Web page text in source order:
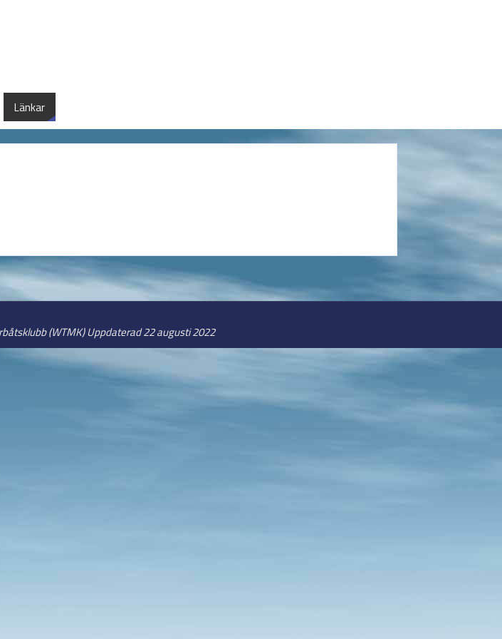
Länkar
(WTMK) Uppdaterad 22 augusti 2022